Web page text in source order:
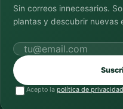
Sin correos innecesarios.
plantas y descubrir nuevas
Correo electrónico
Acepto la política de privacidad